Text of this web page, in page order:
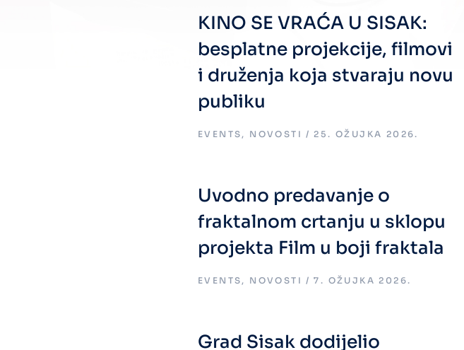
KINO SE VRAĆA U SISAK:
besplatne projekcije, filmovi
i druženja koja stvaraju novu
publiku
EVENTS , NOVOSTI 25. OŽUJKA 2026.
Uvodno predavanje o
fraktalnom crtanju u sklopu
projekta Film u boji fraktala
EVENTS , NOVOSTI 7. OŽUJKA 2026.
Grad Sisak dodijelio